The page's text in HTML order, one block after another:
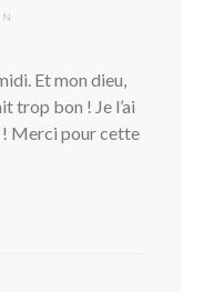
Et mon dieu,
trop bon ! Je l’ai
! Merci pour cette